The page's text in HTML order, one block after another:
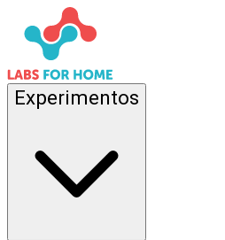
Experimentos